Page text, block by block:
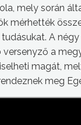
mely során
mérhették
A négy
a
magát,
meg